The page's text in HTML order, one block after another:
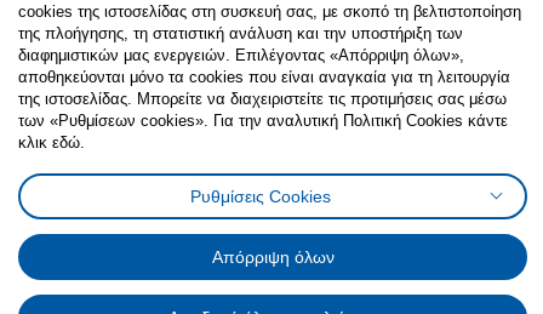
Πολιτική Cookies Δήλωση ψηφιακής προσβασιμότητας
Γενική Πολιτική Προσωπικών Δεδομένων
Πολιτική Προσωπικών Δεδομένων για ΙΚΕΑ.gr
Κώδικας Καταναλωτικής Δεοντολογίας
© Inter-IKEA Systems B.V. 1999 - 2025
cookies της ιστοσελίδας στη συσκευή σας, με σκοπό τη βελτιστοποίηση
της πλοήγησης, τη στατιστική ανάλυση και την υποστήριξη των
διαφημιστικών μας ενεργειών. Επιλέγοντας «Απόρριψη όλων»,
αποθηκεύονται μόνο τα cookies που είναι αναγκαία για τη λειτουργία
της ιστοσελίδας. Μπορείτε να διαχειριστείτε τις προτιμήσεις σας μέσω
των «Ρυθμίσεων cookies». Για την αναλυτική Πολιτική Cookies κάντε
κλικ εδώ.
Ρυθμίσεις Cookies
Απόρριψη όλων